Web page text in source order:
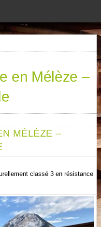
en Mélèze –
MÉLÈZE –
classé 3 en résistance